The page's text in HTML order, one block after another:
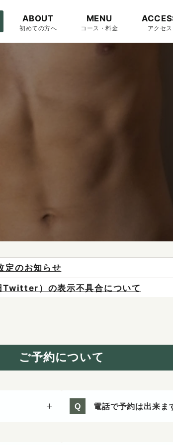
ABOUT
初めての方へ
MENU
コース・料金 アクセス
定のお知らせ
Twitter）の表示不具合について
防止対策について
ご予約について
Q 電話で予約は出来ま